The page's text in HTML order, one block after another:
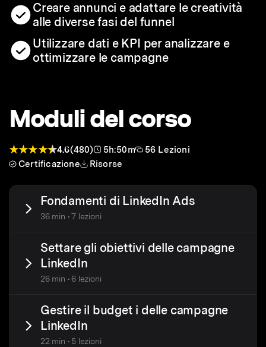
Creare annunci e adattare le creatività
alle diverse fasi del funnel
Utilizzare dati e KPI per analizzare e
ottimizzare le campagne
Moduli del corso
4.6(480) 5h:50m
56 Lezioni
Certificazione
Risorse
Fondamenti di LinkedIn Ads
36 min • 7 lezioni
Settare gli obiettivi delle campagne
LinkedIn
26 min • 6 lezioni
Gestire il budget i delle campagne
LinkedIn
22 min • 5 lezioni